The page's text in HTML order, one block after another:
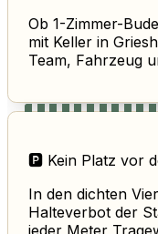
Ob 1-Zimmer-
mit Keller in
Team, Fahrzeug
🅿️ Kein Platz vor
In den dichten
Halteverbot der
jeder Meter